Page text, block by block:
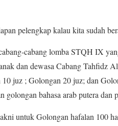
pelengkap kalau kita sudah
cabang lomba STQH IX
dan dewasa Cabang Tahfidz
juz ; Golongan 20 juz; dan
golongan bahasa arab putera dan
untuk Golongan hafalan 100